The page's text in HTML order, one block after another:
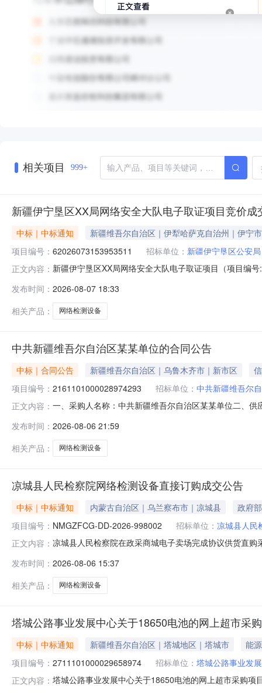
相关项目 999+
新疆伊宁垦区XX局网络安全大队电子取证项目竞价成
中标｜中标通知
新疆维吾尔自治区｜伊犁哈萨克自治州｜伊宁市
项目编号： 62026073153953511 招标单位： 新疆伊宁垦区公安局
正文内容： 新疆伊宁垦区XX局网络安全大队电子取证项目（项目编
级报价起止时间：2026-08-0411:04-2026-08-0715:00
发布时间： 2026-08-07 18:33
相关产品：
网络检测设备
中共新疆维吾尔自治区某某单位的合同公告
中标｜合同公告 新疆维吾尔自治区｜乌鲁木齐市｜新市区
项目编号： 2161101000028974293 招标单位：
正文内容： 一、采购人名称：中共新疆维吾尔自治区某某单位二、
1.00119500119500服务要求或标的基本概况：七、其它
177
发布时间： 2026-08-06 21:59
相关产品：
网络检测设备
凉城县人民检察院网络检测设备直接订购成交公告
中标｜中标通知 内蒙古自治区｜乌兰察布市｜凉城县
政府
项目编号： NMGZFCG-DD-2026-998002 招标单位： 凉城县人民
正文内容： 凉城县人民检察院在政采商城电子卖场完成协议供货直
蒙古华云电子科技有限公司成交时间：2026-08-
发布时间： 2026-08-06 15:37
相关产品：
网络检测设备
塔城公路事业发展中心关于18650电池的网上超市采
中标｜中标通知 新疆维吾尔自治区｜塔城地区｜塔城市
能
项目编号： 2711101000029658974 招标单位： 塔城公路事业发
正文内容： 塔城公路事业发展中心关于18650电池的网上超市采购